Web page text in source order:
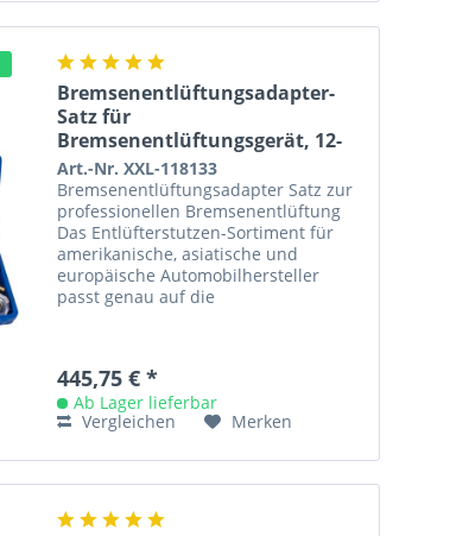
Bremsenentlüftungsadapter-
Satz für
Bremsenentlüftungsgerät, 12-
tlg.
Art.-Nr. XXL-118133
Bremsenentlüftungsadapter Satz zur
professionellen Bremsenentlüftung
Das Entlüfterstutzen-Sortiment für
amerikanische, asiatische und
europäische Automobilhersteller
passt genau auf die
445,75 € *
Ab Lager lieferbar
Vergleichen
Merken